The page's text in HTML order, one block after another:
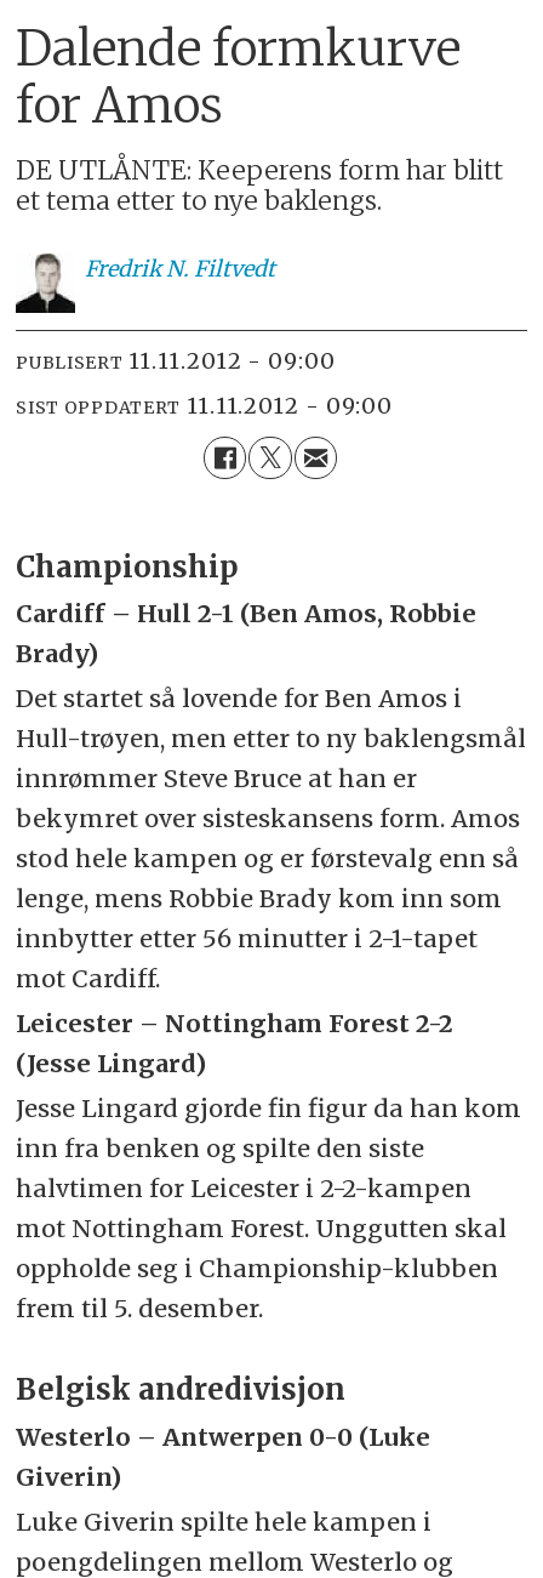
Dalende formkurve
for Amos
DE UTLÅNTE: Keeperens form har blitt
et tema etter to nye baklengs.
FredrikN. Filtvedt
PUBLISERT 11.11.2012 - 09:00
SIST OPPDATERT 11.11.2012 - 09:00
Championship
Cardiff – Hull 2-1 (Ben Amos, Robbie
Brady)
Det startet så lovende for Ben Amos i
Hull-trøyen, men etter to ny baklengsmål
innrømmer Steve Bruce at han er
bekymret over sisteskansens form. Amos
stod hele kampen og er førstevalg enn så
lenge, mens Robbie Brady kom inn som
innbytter etter 56 minutter i 2-1-tapet
mot Cardiff.
Leicester – Nottingham Forest 2-2
(Jesse Lingard)
Jesse Lingard gjorde fin figur da han kom
inn fra benken og spilte den siste
halvtimen for Leicester i 2-2-kampen
mot Nottingham Forest. Unggutten skal
oppholde seg i Championship-klubben
frem til 5. desember.
Belgisk andredivisjon
Westerlo – Antwerpen 0-0 (Luke
Giverin)
Luke Giverin spilte hele kampen i
poengdelingen mellom Westerlo og